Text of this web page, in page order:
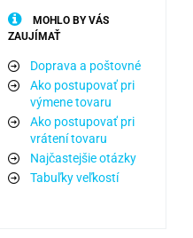
MOHLO BY VÁS
ZAUJÍMAŤ
Doprava a poštovné
Ako postupovať pri
výmene tovaru
Ako postupovať pri
vrátení tovaru
Najčastejšie otázky
Tabuľky veľkostí